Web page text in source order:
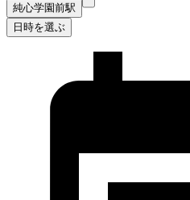
純心学園前駅
日時を選ぶ